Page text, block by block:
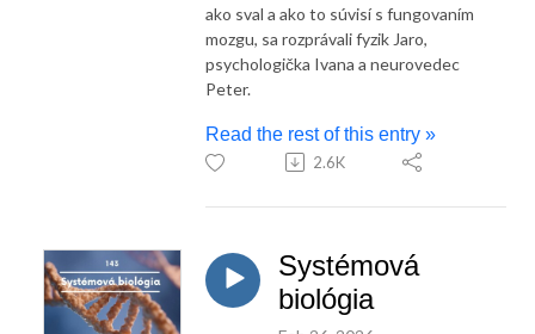
ako sval a ako to súvisí s fungovaním
mozgu, sa rozprávali fyzik Jaro,
psychologička Ivana a neurovedec
Peter.
Read the rest of this entry »
2.6K
Systémová
biológia